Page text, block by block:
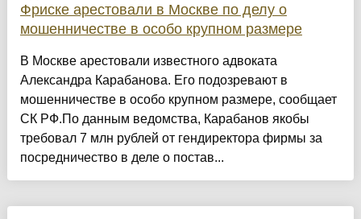
Фриске арестовали в Москве по делу о
мошенничестве в особо крупном размере
В Москве арестовали известного адвоката
Александра Карабанова. Его подозревают в
мошенничестве в особо крупном размере, сообщает
СК РФ.По данным ведомства, Карабанов якобы
требовал 7 млн рублей от гендиректора фирмы за
посредничество в деле о постав...